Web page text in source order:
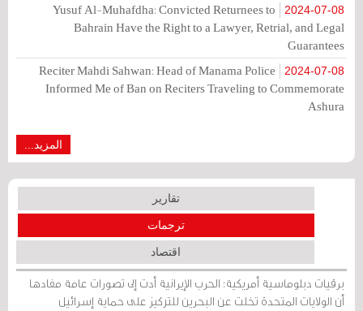
2024-07-08
Yusuf Al-Muhafdha: Convicted Returnees to
Bahrain Have the Right to a Lawyer, Retrial, and Legal
Guarantees
2024-07-08
Reciter Mahdi Sahwan: Head of Manama Police
Informed Me of Ban on Reciters Traveling to Commemorate
Ashura
المزيد...
تقارير
ترجمات
اقتصاد
برقيات دبلوماسية أمريكية: الحرب الإيرانية أدت إلى تصورات عامة مفادها
أن الولايات المتحدة تخلت عن البحرين للتركيز على حماية إسرائيل